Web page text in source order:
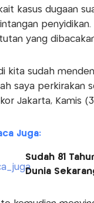
kasus dugaan
yang
kita sudah
saya perkirakan
Jakarta, Kamis
Juga:
Sudah 81
Dunia